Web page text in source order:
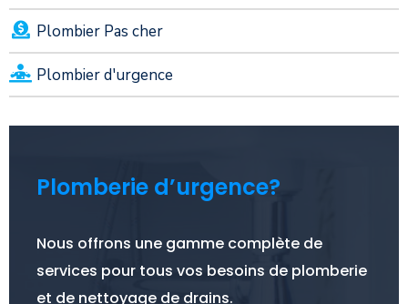
Plombier Pas cher
Plombier d'urgence
Plomberie d’urgence?
Nous offrons une gamme complète de
services pour tous vos besoins de plomberie
et de nettoyage de drains.